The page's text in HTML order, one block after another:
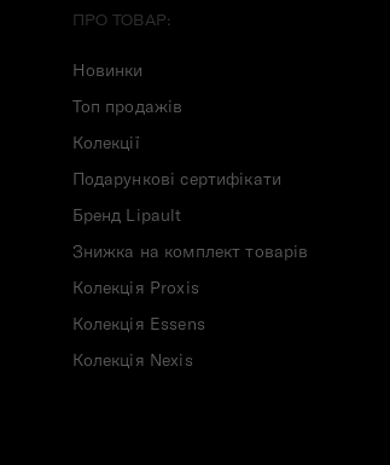
ПРО ТОВАР:
Новинки
Топ продажів
Колекції
Подарункові сертифікати
Бренд Lipault
Знижка на комплект товарів
Колекція Proxis
Колекція Essens
Колекція Nexis